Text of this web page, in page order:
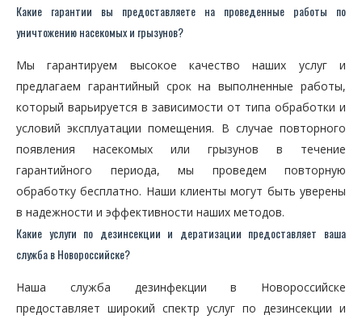
Какие гарантии вы предоставляете на проведенные работы по
уничтожению насекомых и грызунов?
Мы гарантируем высокое качество наших услуг и
предлагаем гарантийный срок на выполненные работы,
который варьируется в зависимости от типа обработки и
условий эксплуатации помещения. В случае повторного
появления насекомых или грызунов в течение
гарантийного периода, мы проведем повторную
обработку бесплатно. Наши клиенты могут быть уверены
в надежности и эффективности наших методов.
Какие услуги по дезинсекции и дератизации предоставляет ваша
служба в Новороссийске?
Наша служба дезинфекции в Новороссийске
предоставляет широкий спектр услуг по дезинсекции и